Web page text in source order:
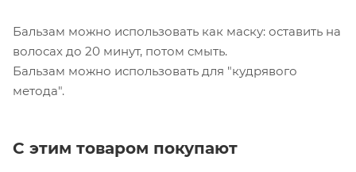
Бальзам можно использовать как маску: оставить на
волосах до 20 минут, потом смыть.
Бальзам можно использовать для "кудрявого
метода".
С этим товаром покупают